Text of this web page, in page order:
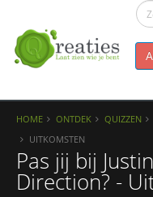
HOME ONTDEK QUIZZEN
UITKOMSTEN
Pas jij bij
Direction? -